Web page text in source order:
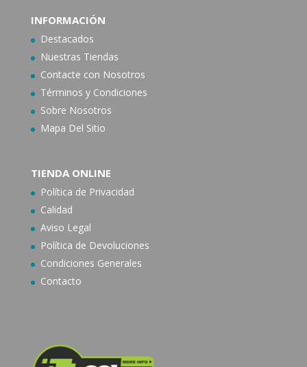
INFORMACIÓN
Destacados
Nuestras Tiendas
Contacte con Nosotros
Términos y Condiciones
Sobre Nosotros
Mapa Del Sitio
TIENDA ONLINE
Política de Privacidad
Calidad
Aviso Legal
Política de Devoluciones
Condiciones Generales
Contacto